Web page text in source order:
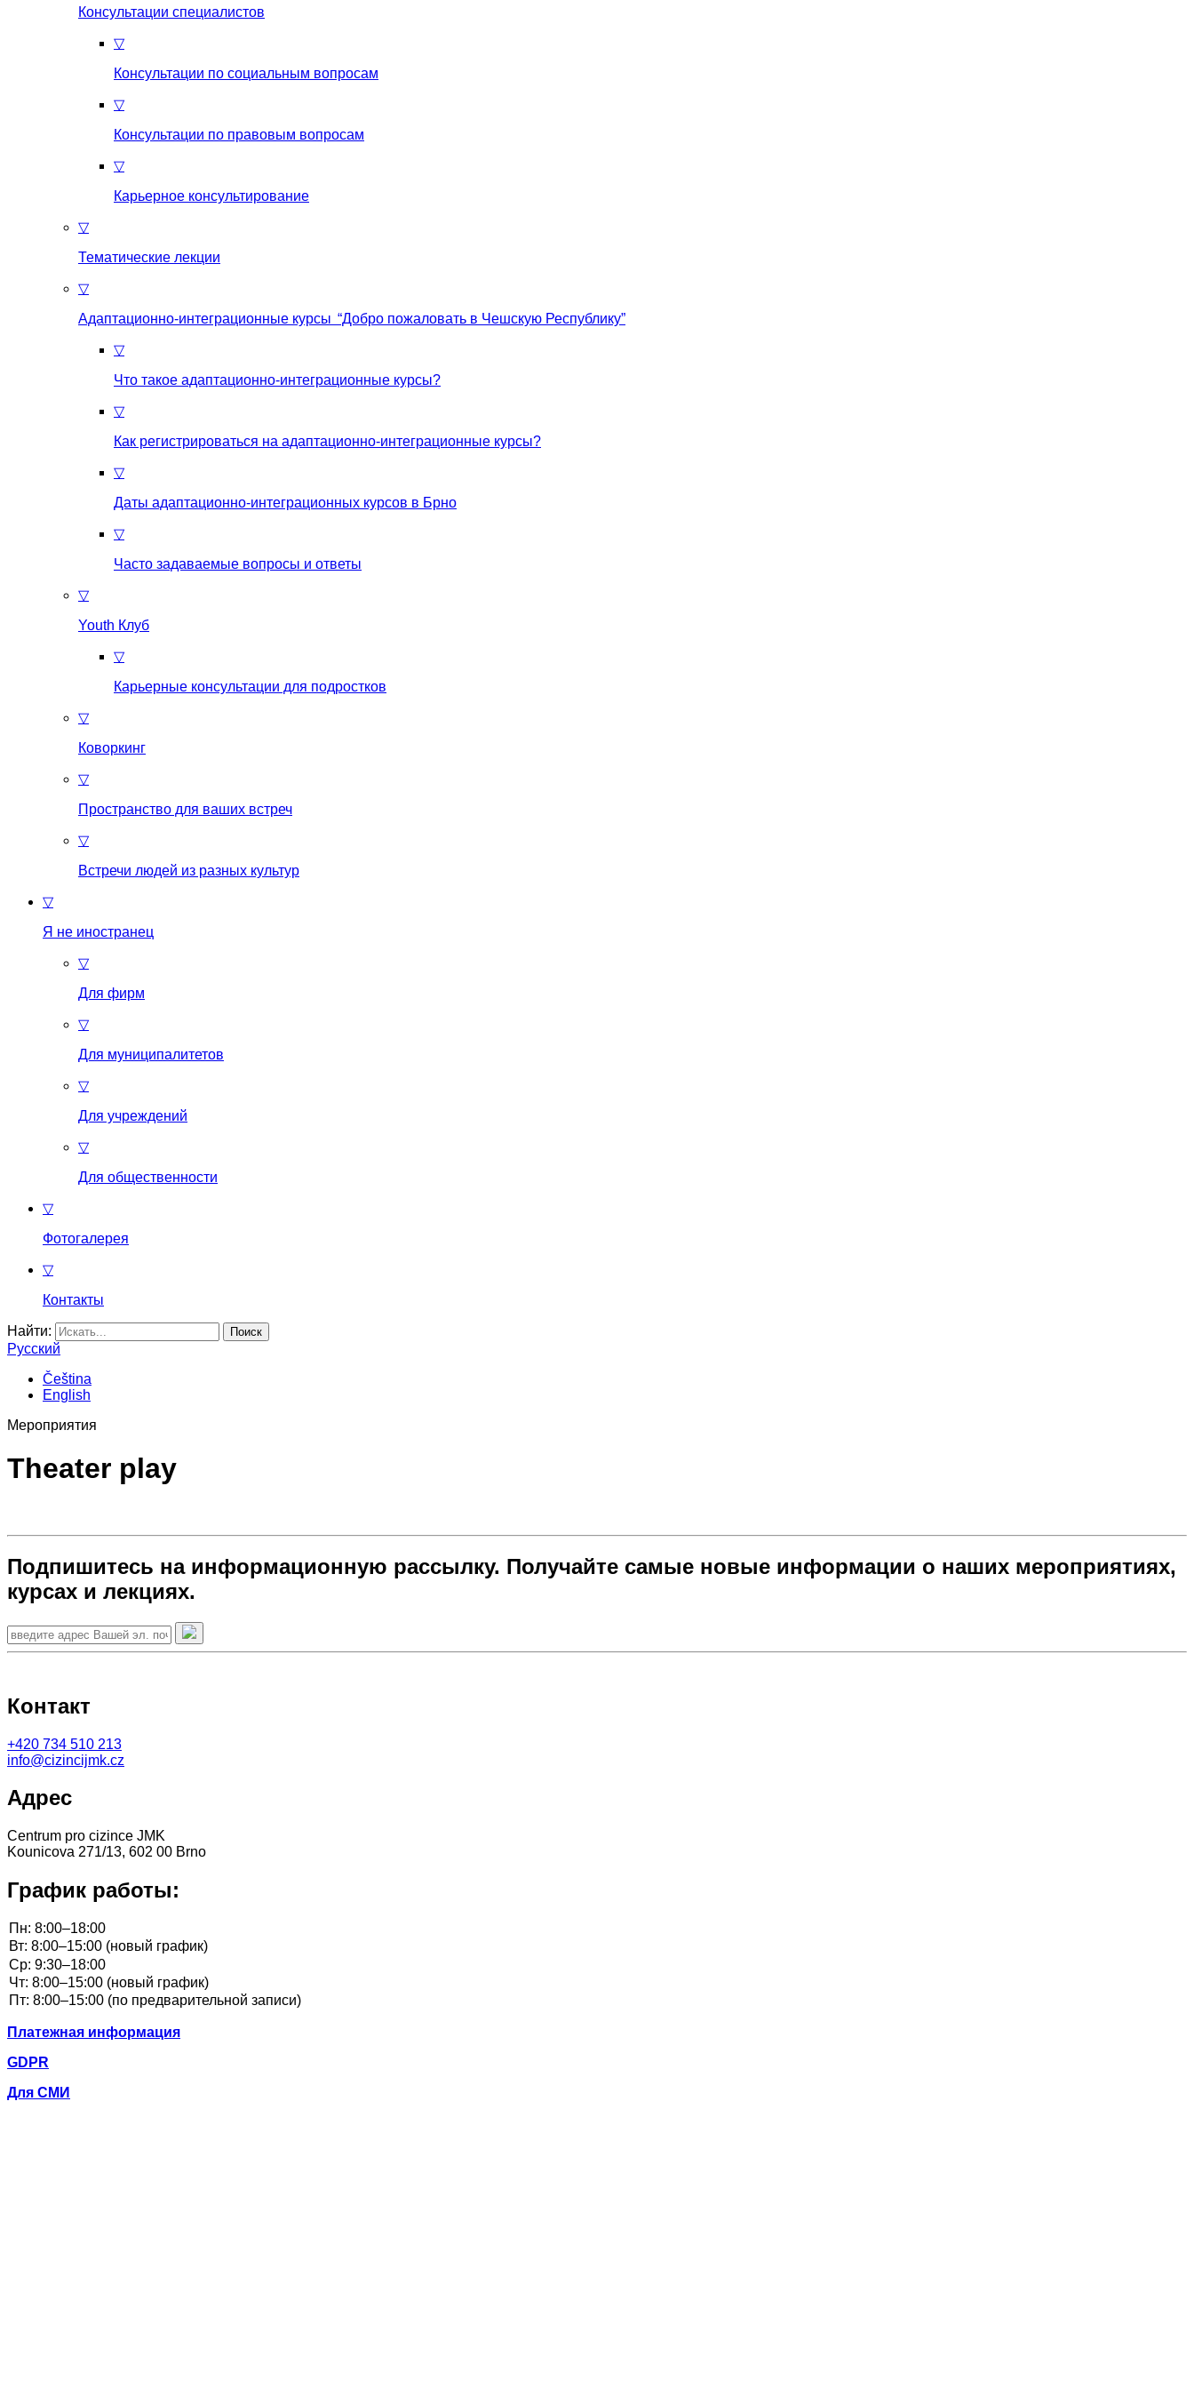
Консультации специалистов
▽
Консультации по социальным вопросам
▽
Консультации по правовым вопросам
▽
Карьерное консультирование
▽
Тематические лекции
▽
Адаптационно-интеграционные курсы “Добро пожаловать в Чешскую Республику”
▽
Что такое aдаптационно-интеграционные курсы?
▽
Как регистрироваться на aдаптационно-интеграционные курсы?
▽
Даты адаптационно-интеграционных курсов в Брно
▽
Часто задаваемые вопросы и ответы
▽
Youth Клуб
▽
Карьерные консультации для подростков
▽
Коворкинг
▽
Пространство для ваших встреч
▽
Встречи людей из разных культур
▽
Я не иностранец
▽
Для фирм
▽
Для муниципалитетов
▽
Для учреждений
▽
Для общественности
▽
Фотогалерея
▽
Контакты
Найти:
Русский
Čeština
English
Мероприятия
Theater play
Подпишитесь на информационную рассылку. Получайте самые новые информации о наших мероприятиях,
курсах и лекциях.
Контакт
+420 734 510 213
info@cizincijmk.cz
Адрес
Centrum pro cizince JMK
Kounicova 271/13, 602 00 Brno
График работы:
Платежная информация
GDPR
Для СМИ